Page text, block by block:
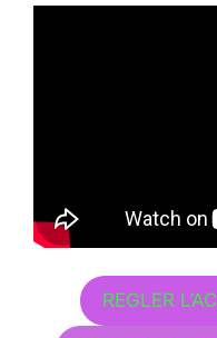
REGLER